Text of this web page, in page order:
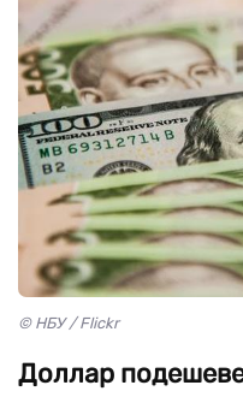
© НБУ / Flickr
Доллар